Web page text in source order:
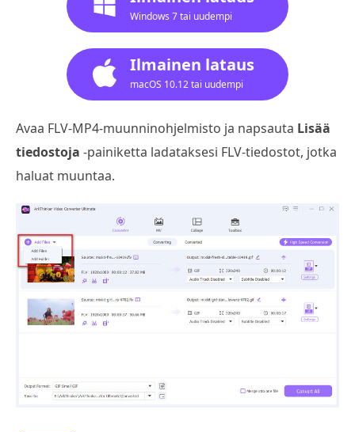
Windows 7 tai uudempi
Ilmainen lataus
macOS 10.12 tai uudempi
Avaa FLV-MP4-muunninohjelmisto ja napsauta Lisää
tiedostoja -painiketta ladataksesi FLV-tiedostot, jotka
haluat muuntaa.